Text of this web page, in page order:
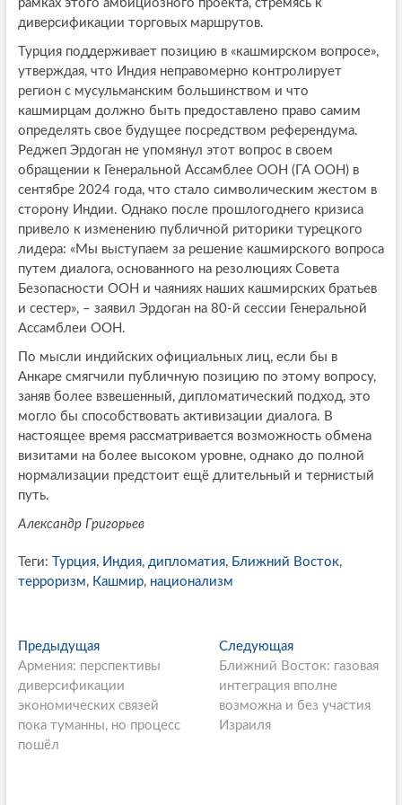
рамках этого амбициозного проекта, стремясь к
диверсификации торговых маршрутов.
Турция поддерживает позицию в «кашмирском вопросе»,
утверждая, что Индия неправомерно контролирует
регион с мусульманским большинством и что
кашмирцам должно быть предоставлено право самим
определять свое будущее посредством референдума.
Реджеп Эрдоган не упомянул этот вопрос в своем
обращении к Генеральной Ассамблее ООН (ГА ООН) в
сентябре 2024 года, что стало символическим жестом в
сторону Индии. Однако после прошлогоднего кризиса
привело к изменению публичной риторики турецкого
лидера: «Мы выступаем за решение кашмирского вопроса
путем диалога, основанного на резолюциях Совета
Безопасности ООН и чаяниях наших кашмирских братьев
и сестер», – заявил Эрдоган на 80-й сессии Генеральной
Ассамблеи ООН.
По мысли индийских официальных лиц, если бы в
Анкаре смягчили публичную позицию по этому вопросу,
заняв более взвешенный, дипломатический подход, это
могло бы способствовать активизации диалога. В
настоящее время рассматривается возможность обмена
визитами на более высоком уровне, однако до полной
нормализации предстоит ещё длительный и тернистый
путь.
Александр Григорьев
Теги: Турция, Индия, дипломатия, Ближний Восток,
терроризм, Кашмир, национализм
P
o
s
t
ПредыдущаяП
р
е
д
ы
Армения: перспективы
диверсификации
экономических связей
пока туманны, но процесс
пошёл
Следующая
л
е
д
Ближний Восток: газовая
интеграция вполне
возможна и без участия
Израиля